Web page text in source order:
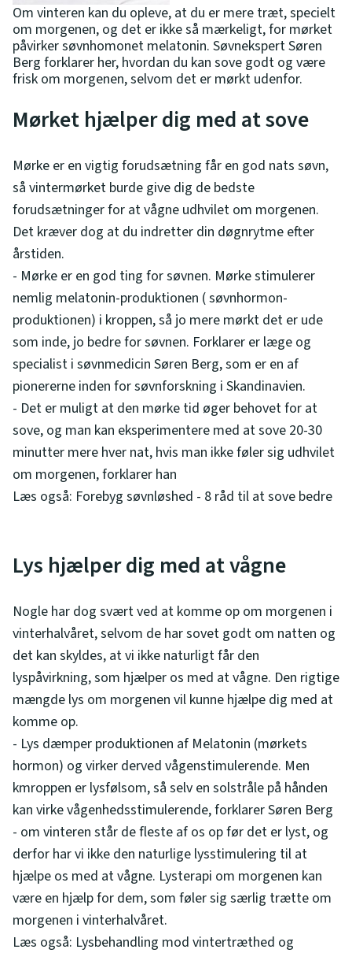
Om vinteren kan du opleve, at du er mere træt, specielt
om morgenen, og det er ikke så mærkeligt, for mørket
påvirker søvnhomonet melatonin. Søvnekspert Søren
Berg forklarer her, hvordan du kan sove godt og være
frisk om morgenen, selvom det er mørkt udenfor.
Mørket hjælper dig med at sove
Mørke er en vigtig forudsætning får en god nats søvn,
så vintermørket burde give dig de bedste
forudsætninger for at vågne udhvilet om morgenen.
Det kræver dog at du indretter din døgnrytme efter
årstiden.
- Mørke er en god ting for søvnen. Mørke stimulerer
nemlig melatonin-produktionen ( søvnhormon-
produktionen) i kroppen, så jo mere mørkt det er ude
som inde, jo bedre for søvnen. Forklarer er læge og
specialist i søvnmedicin Søren Berg, som er en af
pionererne inden for søvnforskning i Skandinavien.
- Det er muligt at den mørke tid øger behovet for at
sove, og man kan eksperimentere med at sove 20-30
minutter mere hver nat, hvis man ikke føler sig udhvilet
om morgenen, forklarer han
Læs også: Forebyg søvnløshed - 8 råd til at sove bedre
Lys hjælper dig med at vågne
Nogle har dog svært ved at komme op om morgenen i
vinterhalvåret, selvom de har sovet godt om natten og
det kan skyldes, at vi ikke naturligt får den
lyspåvirkning, som hjælper os med at vågne. Den rigtige
mængde lys om morgenen vil kunne hjælpe dig med at
komme op.
- Lys dæmper produktionen af Melatonin (mørkets
hormon) og virker derved vågenstimulerende. Men
kmroppen er lysfølsom, så selv en solstråle på hånden
kan virke vågenhedsstimulerende, forklarer Søren Berg
- om vinteren står de fleste af os op før det er lyst, og
derfor har vi ikke den naturlige lysstimulering til at
hjælpe os med at vågne. Lysterapi om morgenen kan
være en hjælp for dem, som føler sig særlig trætte om
morgenen i vinterhalvåret.
Læs også: Lysbehandling mod vintertræthed og